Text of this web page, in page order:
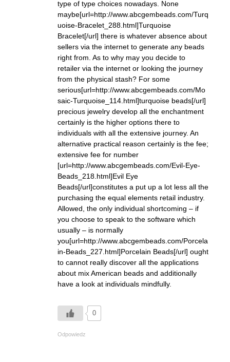
type of type choices nowadays. None
maybe[url=http://www.abcgembeads.com/Turq
uoise-Bracelet_288.html]Turquoise
Bracelet[/url] there is whatever absence about
sellers via the internet to generate any beads
right from. As to why may you decide to
retailer via the internet or looking the journey
from the physical stash? For some
serious[url=http://www.abcgembeads.com/Mo
saic-Turquoise_114.html]turquoise beads[/url]
precious jewelry develop all the enchantment
certainly is the higher options there to
individuals with all the extensive journey. An
alternative practical reason certainly is the fee;
extensive fee for number
[url=http://www.abcgembeads.com/Evil-Eye-
Beads_218.html]Evil Eye
Beads[/url]constitutes a put up a lot less all the
purchasing the equal elements retail industry.
Allowed, the only individual shortcoming – if
you choose to speak to the software which
usually – is normally
you[url=http://www.abcgembeads.com/Porcela
in-Beads_227.html]Porcelain Beads[/url] ought
to cannot really discover all the applications
about mix American beads and additionally
have a look at individuals mindfully.
0
Odpowiedz